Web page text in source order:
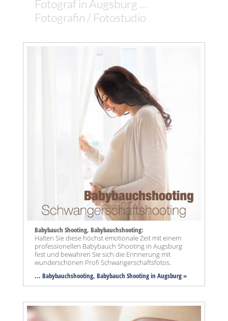
Fotograf in Augsburg ...
Fotografin / Fotostudio
Babybauch Shooting, Babybauchshooting:
Halten Sie diese höchst emotionale Zeit mit einem
professionellen Babybauch Shooting in Augsburg
fest und bewahren Sie sich die Erinnerung mit
wunderschönen Profi Schwangerschaftsfotos.
... Babybauchshooting, Babybauch Shooting in Augsburg »